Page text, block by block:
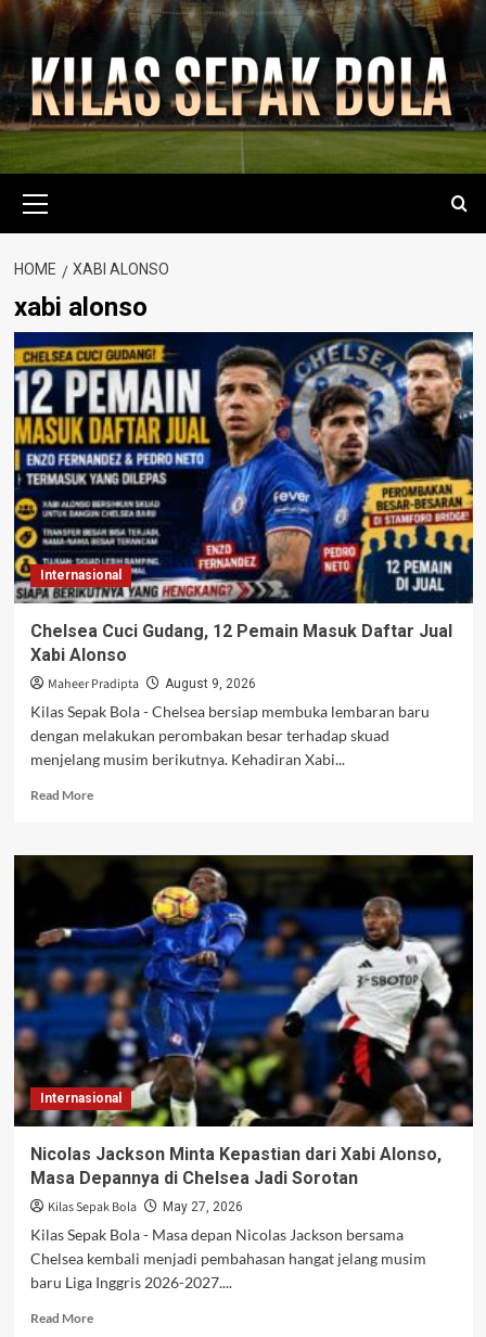
Skip
content
Menu
HOME XABI ALONSO
xabi alonso
Internasional
Chelsea Cuci Gudang, 12 Pemain Masuk Daftar Jual
Xabi Alonso
Maheer Pradipta August 9, 2026
Kilas Sepak Bola - Chelsea bersiap membuka lembaran baru
dengan melakukan perombakan besar terhadap skuad
menjelang musim berikutnya. Kehadiran Xabi...
Read MoreRead
Chelsea
Pemain
Masuk
Daftar
Jual
Xabi
Alonso
Internasional
Nicolas Jackson Minta Kepastian dari Xabi Alonso,
Masa Depannya di Chelsea Jadi Sorotan
Kilas Sepak Bola May 27, 2026
Kilas Sepak Bola - Masa depan Nicolas Jackson bersama
Chelsea kembali menjadi pembahasan hangat jelang musim
baru Liga Inggris 2026-2027....
Read MoreRead